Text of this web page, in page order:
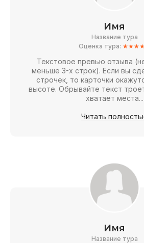
Имя
Название тура
Оценка тура:
Текстовое превью отзыва
меньше 3-х строк). Если вы
строчек, то карточки
высоте. Обрывайте текст
хватает места...
Читать
Имя
Название тура